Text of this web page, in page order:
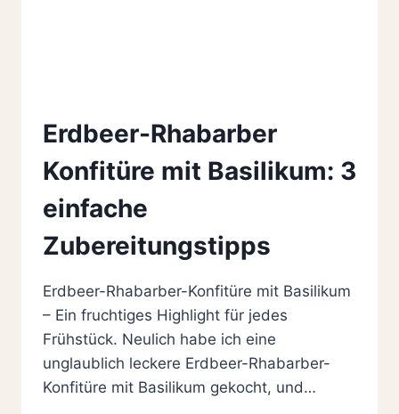
Erdbeer-Rhabarber
Konfitüre mit Basilikum: 3
einfache
Zubereitungstipps
Erdbeer-Rhabarber-Konfitüre mit Basilikum
– Ein fruchtiges Highlight für jedes
Frühstück. Neulich habe ich eine
unglaublich leckere Erdbeer-Rhabarber-
Konfitüre mit Basilikum gekocht, und…